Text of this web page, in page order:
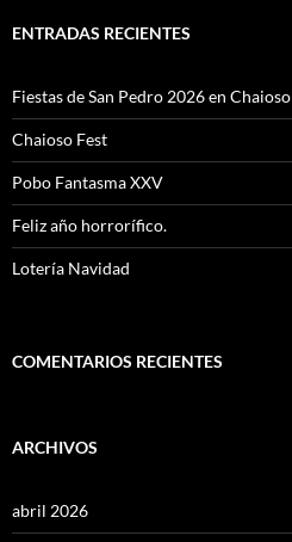
ENTRADAS RECIENTES
Fiestas de San Pedro 2026 en Chaioso
Chaioso Fest
Pobo Fantasma XXV
Feliz año horrorífico.
Lotería Navidad
COMENTARIOS RECIENTES
ARCHIVOS
abril 2026